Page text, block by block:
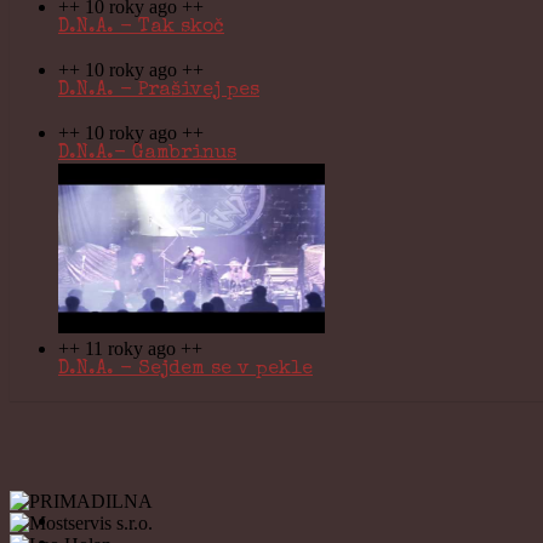
++ 10 roky ago ++
D.N.A. - Tak skoč
++ 10 roky ago ++
D.N.A. - Prašivej pes
++ 10 roky ago ++
D.N.A.- Gambrinus
++ 11 roky ago ++
D.N.A. - Sejdem se v pekle